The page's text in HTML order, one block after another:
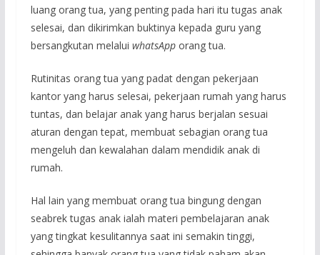
luang orang tua, yang penting pada hari itu tugas anak
selesai, dan dikirimkan buktinya kepada guru yang
bersangkutan melalui whatsApporang tua.
Rutinitas orang tua yang padat dengan pekerjaan
kantor yang harus selesai, pekerjaan rumah yang harus
tuntas, dan belajar anak yang harus berjalan sesuai
aturan dengan tepat, membuat sebagian orang tua
mengeluh dan kewalahan dalam mendidik anak di
rumah.
Hal lain yang membuat orang tua bingung dengan
seabrek tugas anak ialah materi pembelajaran anak
yang tingkat kesulitannya saat ini semakin tinggi,